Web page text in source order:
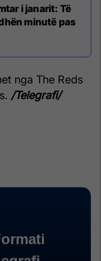
i janarit: Të
minutë pas
nga The Reds
/Telegrafi/